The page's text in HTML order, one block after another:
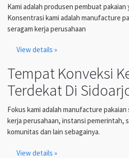
Kami adalah produsen pembuat pakaian
Konsentrasi kami adalah manufacture
seragam kerja perusahaan
View details »
Tempat Konveksi
Terdekat Di
Fokus kami adalah manufacture
kerja perusahaan, instansi pemerintah,
komunitas dan lain sebagainya.
View details »